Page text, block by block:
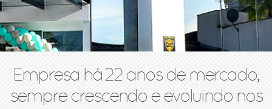
Empresa há 22 anos de mercado,
sempre crescendo e evoluindo nos